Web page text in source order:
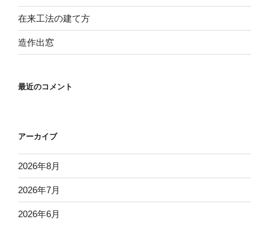
在来工法の建て方
造作出窓
最近のコメント
アーカイブ
2026年8月
2026年7月
2026年6月